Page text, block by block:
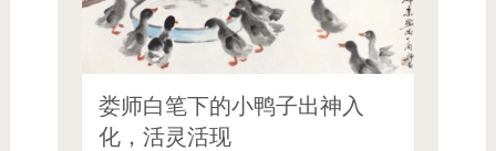
娄师白笔下的小鸭子出神入
化，活灵活现